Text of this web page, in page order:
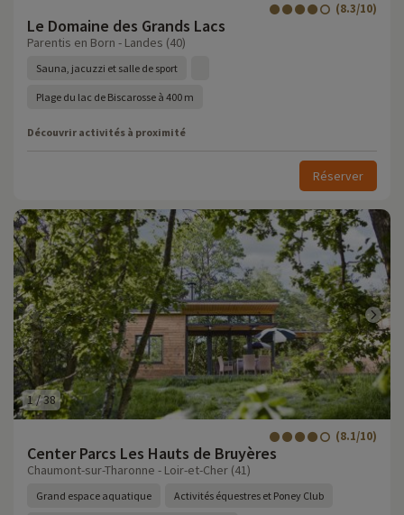
Le Domaine des Grands Lacs
(8.3/10)
Parentis en Born - Landes (40)
Sauna, jacuzzi et salle de sport
Plage du lac de Biscarosse à 400 m
Découvrir activités à proximité
Réserver
1/38
Center Parcs Les Hauts de Bruyères
(8.1/10)
Chaumont-sur-Tharonne - Loir-et-Cher (41)
Grand espace aquatique Activités équestres et Poney Club